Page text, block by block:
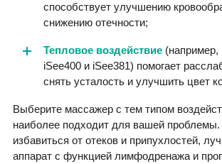
способствует улучшению
снижению отечности;
Тепловое воздействие
iSee400 и iSee381) помогает
снять усталость и улучшить цвет
Выберите массажер с тем типом
наиболее подходит для вашей
избавиться от отеков и припухлостей,
аппарат с функцией лимфодренажа и